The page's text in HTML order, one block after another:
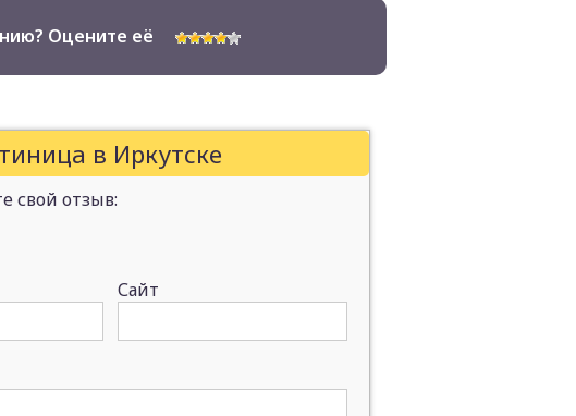
Оцените её
в Иркутске
свой отзыв:
Сайт